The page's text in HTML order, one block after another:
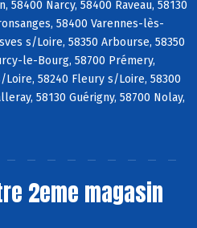
58400 Narcy, 58400 Raveau, 58130
58400 Varennes-lès-
s/Loire, 58350 Arbourse, 58350
le-Bourg, 58700 Prémery,
Loire, 58240 Fleury s/Loire, 58300
58130 Guérigny, 58700 Nolay,
2eme magasin